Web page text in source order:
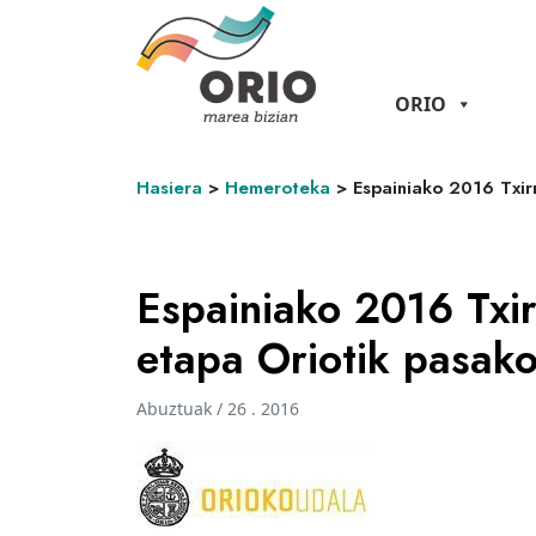
ORIO
Hasiera > Hemeroteka > Espainiako 2016
Espainiako 2016
etapa Oriotik
Abuztuak / 26 . 2016